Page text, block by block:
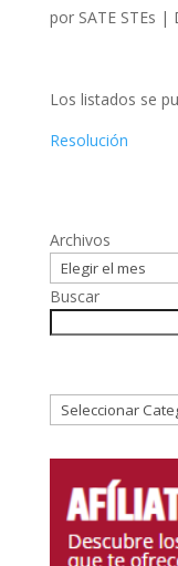
por SATE STEs |
Los listados se
Resolución
Archivos
Buscar